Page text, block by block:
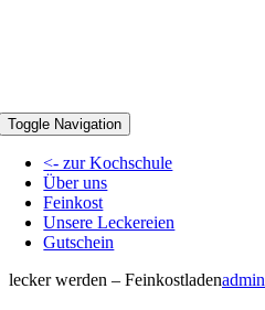
Toggle Navigation
<- zur Kochschule
Über uns
Feinkost
Unsere Leckereien
Gutschein
lecker werden – Feinkostladenadmin